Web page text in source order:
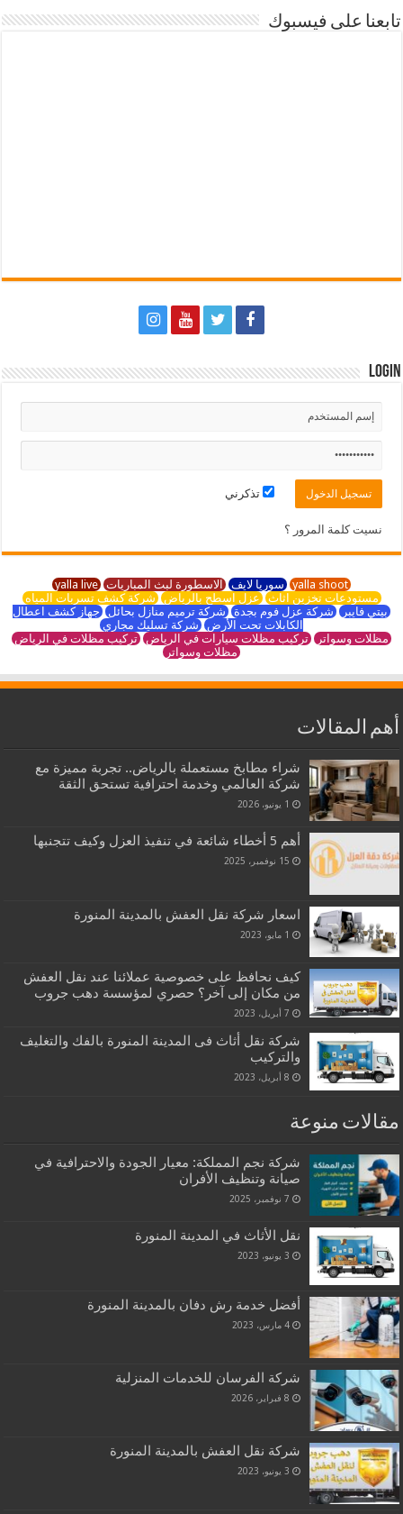
تابعنا على فيسبوك
Login
تذكرني
نسيت كلمة المرور ؟
yalla shoot سوريا لايف الاسطورة لبث المباريات yalla live
مستودعات تخزين اثاث عزل اسطح بالرياض شركة كشف تسربات المياه
بيتي فايبر شركة عزل فوم بجدة شركة ترميم منازل بحائل جهاز كشف اعطال
الكابلات تحت الأرض شركة تسليك مجاري
مظلات وسواتر تركيب مظلات سيارات في الرياض تركيب مظلات في الرياض
مظلات وسواتر
أهم المقالات
شراء مطابخ مستعملة بالرياض.. تجربة مميزة مع
شركة العالمي وخدمة احترافية تستحق الثقة
1 يونيو، 2026
أهم 5 أخطاء شائعة في تنفيذ العزل وكيف تتجنبها
15 نوفمبر، 2025
اسعار شركة نقل العفش بالمدينة المنورة
1 مايو، 2023
كيف نحافظ على خصوصية عملائنا عند نقل العفش
من مكان إلى آخر؟ حصري لمؤسسة دهب جروب
7 أبريل، 2023
شركة نقل أثاث فى المدينة المنورة بالفك والتغليف
والتركيب
8 أبريل، 2023
مقالات منوعة
شركة نجم المملكة: معيار الجودة والاحترافية في
صيانة وتنظيف الأفران
7 نوفمبر، 2025
نقل الأثاث في المدينة المنورة
3 يونيو، 2023
أفضل خدمة رش دفان بالمدينة المنورة
4 مارس، 2023
شركة الفرسان للخدمات المنزلية
8 فبراير، 2026
شركة نقل العفش بالمدينة المنورة
3 يونيو، 2023